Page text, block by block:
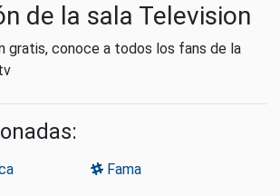
de la sala Television
gratis, conoce a todos los fans de la
Fama